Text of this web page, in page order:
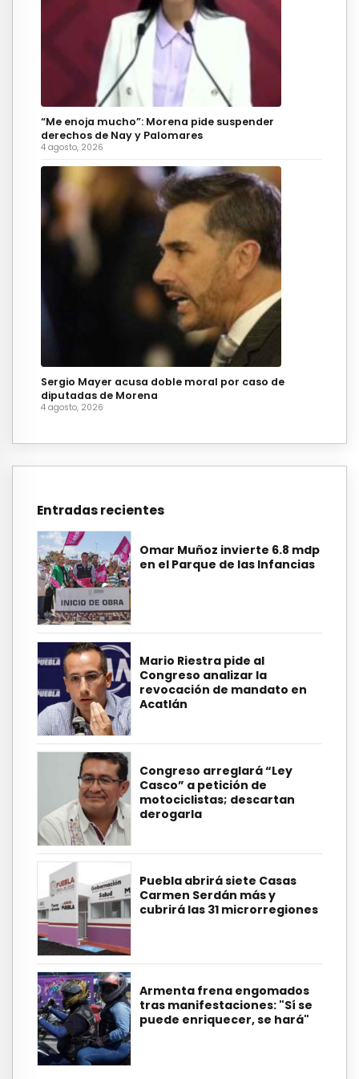
“Me enoja mucho”: Morena pide suspender
derechos de Nay y Palomares
4 agosto, 2026
Sergio Mayer acusa doble moral por caso de
diputadas de Morena
4 agosto, 2026
Entradas recientes
Omar Muñoz invierte 6.8 mdp
en el Parque de las Infancias
Mario Riestra pide al
Congreso analizar la
revocación de mandato en
Acatlán
Congreso arreglará “Ley
Casco” a petición de
motociclistas; descartan
derogarla
Puebla abrirá siete Casas
Carmen Serdán más y
cubrirá las 31 microrregiones
Armenta frena engomados
tras manifestaciones: "Sí se
puede enriquecer, se hará"